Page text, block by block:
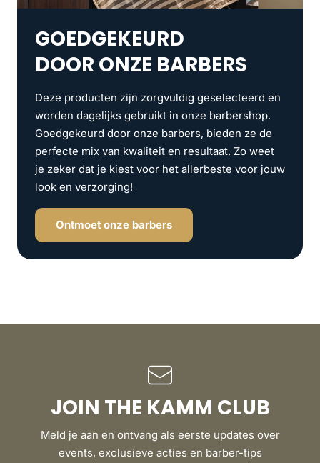
GOEDGEKEURD
DOOR ONZE BARBERS
Deze producten zijn zorgvuldig geselecteerd en
worden dagelijks gebruikt in onze barbershop.
Goedgekeurd door onze barbers, bieden ze de
perfecte mix van kwaliteit en resultaat. Zo weet
je zeker dat je kiest voor het allerbeste voor jouw
look en verzorging!
Ontmoet onze barbers
JOIN THE KAMM CLUB
Meld je aan en ontvang als eerste updates over
events, exclusieve acties en barber-tips